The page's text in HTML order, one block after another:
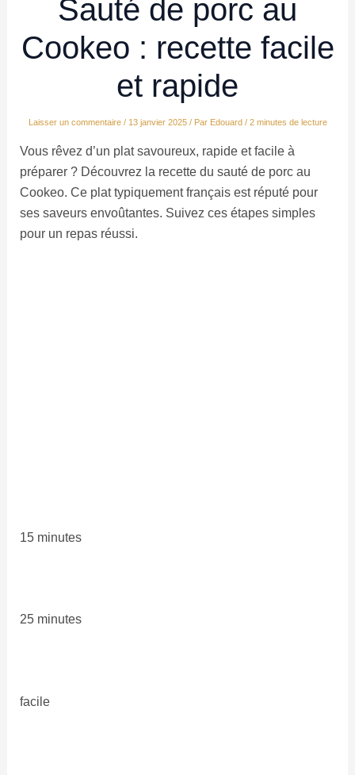
Sauté de porc au
Cookeo : recette facile
et rapide
Laisser un commentaire / 13 janvier 2025 / Par Edouard / 2 minutes de lecture
Vous rêvez d’un plat savoureux, rapide et facile à
préparer ? Découvrez la recette du sauté de porc au
Cookeo. Ce plat typiquement français est réputé pour
ses saveurs envoûtantes. Suivez ces étapes simples
pour un repas réussi.
15 minutes
25 minutes
facile